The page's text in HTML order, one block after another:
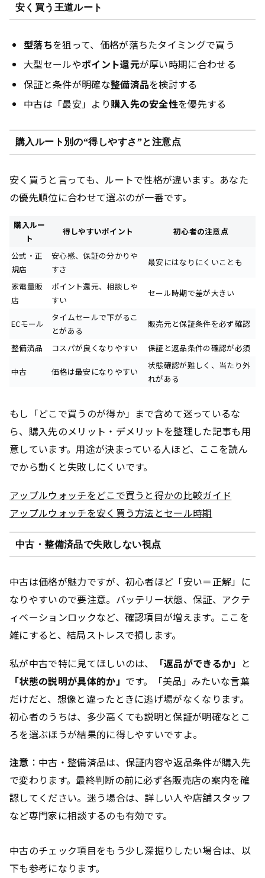
安く買う王道ルート
型落ちを狙って、価格が落ちたタイミングで買う
大型セールやポイント還元が厚い時期に合わせる
保証と条件が明確な整備済品を検討する
中古は「最安」より購入先の安全性を優先する
購入ルート別の“得しやすさ”と注意点
安く買うと言っても、ルートで性格が違います。あなた
の優先順位に合わせて選ぶのが一番です。
購入ルー
ト
得しやすいポイント 初心者の注意点
公式・正
規店
安心感、保証の分かりや
すさ
最安にはなりにくいことも
家電量販
店
ポイント還元、相談しや
すい
セール時期で差が大きい
ECモール
タイムセールで下がるこ
とがある
販売元と保証条件を必ず確認
整備済品 コスパが良くなりやすい 保証と返品条件の確認が必須
中古 価格は最安になりやすい
状態確認が難しく、当たり外
れがある
もし「どこで買うのが得か」まで含めて迷っているな
ら、購入先のメリット・デメリットを整理した記事も用
意しています。用途が決まっている人ほど、ここを読ん
でから動くと失敗しにくいです。
アップルウォッチをどこで買うと得かの比較ガイド
アップルウォッチを安く買う方法とセール時期
中古・整備済品で失敗しない視点
中古は価格が魅力ですが、初心者ほど「安い＝正解」に
なりやすいので要注意。バッテリー状態、保証、アクテ
ィベーションロックなど、確認項目が増えます。ここを
雑にすると、結局ストレスで損します。
私が中古で特に見てほしいのは、
「返品ができるか」 と
「状態の説明が具体的か」 です。「美品」みたいな言葉
だけだと、想像と違ったときに逃げ場がなくなります。
初心者のうちは、多少高くても説明と保証が明確なとこ
ろを選ぶほうが結果的に得しやすいですよ。
注意 ：中古・整備済品は、保証内容や返品条件が購入先
で変わります。最終判断の前に必ず各販売店の案内を確
認してください。迷う場合は、詳しい人や店舗スタッフ
など専門家に相談するのも有効です。
中古のチェック項目をもう少し深掘りしたい場合は、以
下も参考になります。